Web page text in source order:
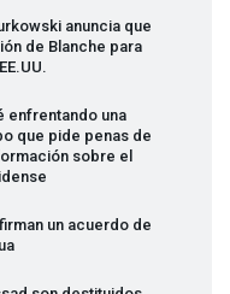
anuncia que
de Blanche para
enfrentando una
que pide penas de
sobre el
un acuerdo de